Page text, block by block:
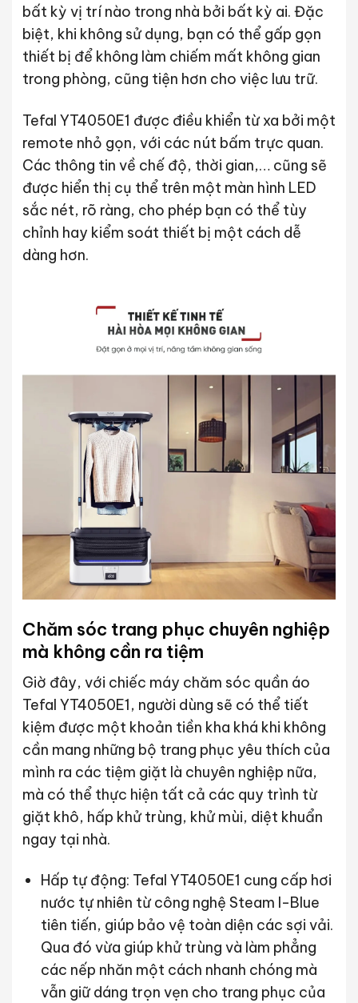
bất kỳ vị trí nào trong nhà bởi bất kỳ ai. Đặc
biệt, khi không sử dụng, bạn có thể gấp gọn
thiết bị để không làm chiếm mất không gian
trong phòng, cũng tiện hơn cho việc lưu trữ.
Tefal YT4050E1 được điều khiển từ xa bởi một
remote nhỏ gọn, với các nút bấm trực quan.
Các thông tin về chế độ, thời gian,… cũng sẽ
được hiển thị cụ thể trên một màn hình LED
sắc nét, rõ ràng, cho phép bạn có thể tùy
chỉnh hay kiểm soát thiết bị một cách dễ
dàng hơn.
Chăm sóc trang phục chuyên nghiệp
mà không cần ra tiệm
Giờ đây, với chiếc máy chăm sóc quần áo
Tefal YT4050E1, người dùng sẽ có thể tiết
kiệm được một khoản tiền kha khá khi không
cần mang những bộ trang phục yêu thích của
mình ra các tiệm giặt là chuyên nghiệp nữa,
mà có thể thực hiện tất cả các quy trình từ
giặt khô, hấp khử trùng, khử mùi, diệt khuẩn
ngay tại nhà.
Hấp tự động: Tefal YT4050E1 cung cấp hơi
nước tự nhiên từ công nghệ Steam I-Blue
tiên tiến, giúp bảo vệ toàn diện các sợi vải.
Qua đó vừa giúp khử trùng và làm phẳng
các nếp nhăn một cách nhanh chóng mà
vẫn giữ dáng trọn vẹn cho trang phục của